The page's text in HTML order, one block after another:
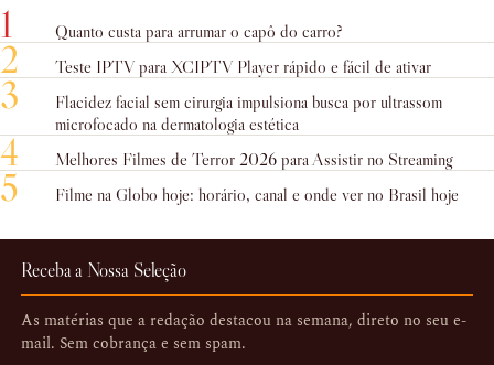
1 Quanto custa para arrumar o capô do carro?
2 Teste IPTV para XCIPTV Player rápido e fácil de ativar
3
Flacidez facial sem cirurgia impulsiona busca por ultrassom
microfocado na dermatologia estética
4 Melhores Filmes de Terror 2026 para Assistir no Streaming
5 Filme na Globo hoje: horário, canal e onde ver no Brasil hoje
Receba a Nossa Seleção
As matérias que a redação destacou na semana, direto no seu e-
mail. Sem cobrança e sem spam.